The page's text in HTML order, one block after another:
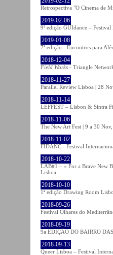
Retrospectiva "O Cinema de
2019-02-06
9ª edição GUIdance –
2019-01-08
7ª edição - Encontros para
2018-12-04
Field Works - Triangle
2018-11-27
Parallel Review Lisboa | 28
2018-11-14
LEFFEST – Lisbon & Sintra
2018-11-06
The New Art Fest | 9 a 30
2018-11-02
FIDANC - Festival
2018-10-22
LAB#1 – « For a Brave New
Lisboa
2018-10-10
1ª edição Drawing Room
2018-09-26
Festival Olhares do
2018-09-19
9a EDIÇÃO DO BAIRRO
2018-09-13
Queer Lisboa – Festival